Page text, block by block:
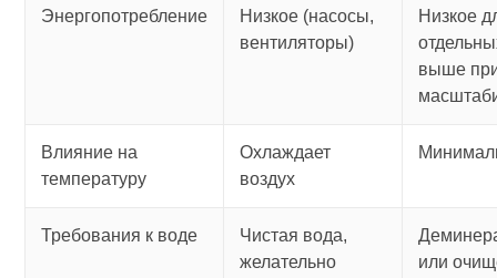
Энергопотребление
Низкое (насосы,
вентиляторы)
Низкое
выше
Влияние на
температуру
Охлаждает
воздух
Требования к воде
Чистая вода,
желательно
или